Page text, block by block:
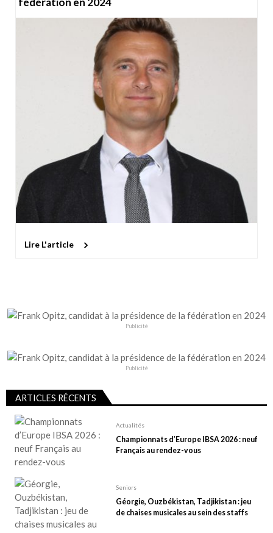
Lire L'article
Publicité
Publicité
ARTICLES RÉCENTS
Actualités
Championnats d’Europe IBSA 2026 : neuf
Français au rendez-vous
Seniors
Géorgie, Ouzbékistan, Tadjikistan : jeu
de chaises musicales au sein des staffs